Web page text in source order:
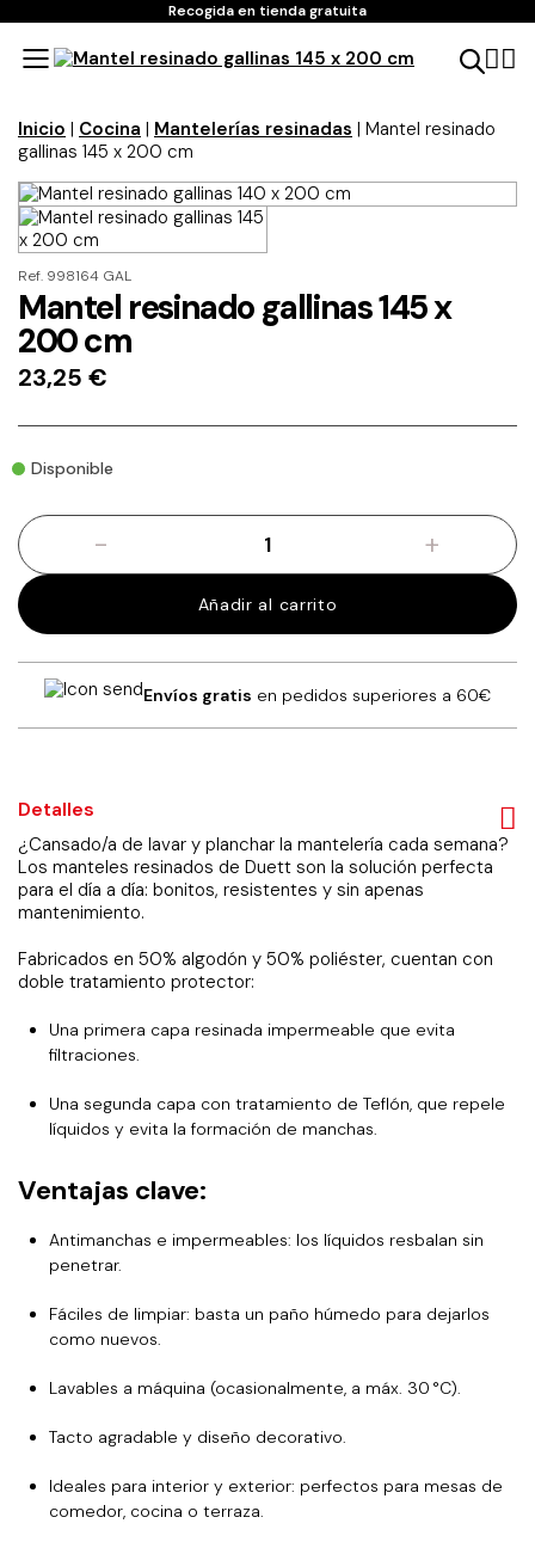
Recogida en tienda gratuita
Inicio | Cocina | Mantelerías resinadas | Mantel resinado
gallinas 145 x 200 cm
Ref. 998164 GAL
Mantel resinado gallinas 145 x
200 cm
23,25 €
Disponible
-
Mantel
resinado
gallinas
145
x
cantidad
+
Añadir al carrito
Envíos gratis en pedidos superiores a 60€
Detalles
¿Cansado/a de lavar y planchar la mantelería cada semana?
Los manteles resinados de Duett son la solución perfecta
para el día a día: bonitos, resistentes y sin apenas
mantenimiento.
Fabricados en 50% algodón y 50% poliéster, cuentan con
doble tratamiento protector:
Una primera capa resinada impermeable que evita
filtraciones.
Una segunda capa con tratamiento de Teflón, que repele
líquidos y evita la formación de manchas.
Ventajas clave:
Antimanchas e impermeables: los líquidos resbalan sin
penetrar.
Fáciles de limpiar: basta un paño húmedo para dejarlos
como nuevos.
Lavables a máquina (ocasionalmente, a máx. 30 °C).
Tacto agradable y diseño decorativo.
Ideales para interior y exterior: perfectos para mesas de
comedor, cocina o terraza.